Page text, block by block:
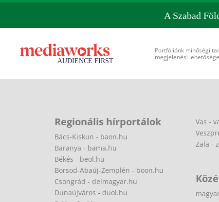
A Szabad
Portfóliónk minőségi
megjelenési
Regionális hírportálok
Bács-Kiskun - baon.hu
Baranya - bama.hu
Békés - beol.hu
Borsod-Abaúj-Zemplén - boon.hu
Csongrád - delmagyar.hu
Dunaújváros - duol.hu
Vas -
Zala -